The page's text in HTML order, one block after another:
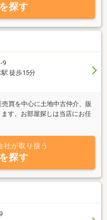
探す
9
徒歩15分
買を中心に土地中古仲介、販
す。お部屋探しは当店にお任
社が取り扱う
探す